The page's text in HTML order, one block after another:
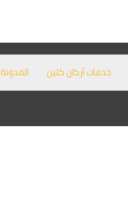
خدمات أركان كلين المدونة